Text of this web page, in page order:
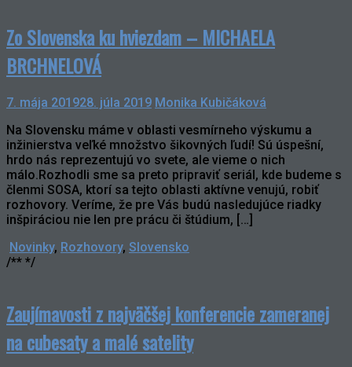
Zo Slovenska ku hviezdam – MICHAELA
BRCHNELOVÁ
7. mája 201928. júla 2019 Monika Kubičáková
Na Slovensku máme v oblasti vesmírneho výskumu a
inžinierstva veľké množstvo šikovných ľudí! Sú úspešní,
hrdo nás reprezentujú vo svete, ale vieme o nich
málo.Rozhodli sme sa preto pripraviť seriál, kde budeme s
členmi SOSA, ktorí sa tejto oblasti aktívne venujú, robiť
rozhovory. Veríme, že pre Vás budú nasledujúce riadky
inšpiráciou nie len pre prácu či štúdium, […]
Novinky, Rozhovory, Slovensko
/** */
Zaujímavosti z najväčšej konferencie zameranej
na cubesaty a malé satelity